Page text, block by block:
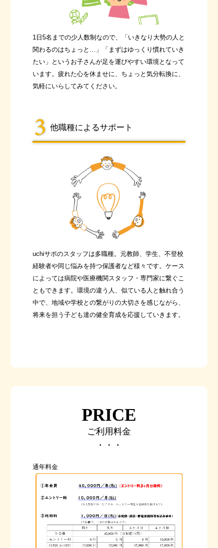
1日5名までの少人数制なので、「いきなり大勢の人と
関わるのはちょっと…」「まずはゆっくり慣れていき
たい」というお子さんが足を運びやすい環境となって
います。疲れた心を休ませに、ちょっと気分転換に、
気軽にいらしてみてください。
他職種によるサポート
uchiサポのスタッフは多職種。元教師、学生、不登校
経験者や同じ悩みを持つ保護者など様々です。ケース
によっては病院や医療機関スタッフ・専門家に繋ぐこ
ともできます。環境の違う人、似ている人と触れ合う
中で、地域や学校との繋がりの大切さを感じながら、
将来を担う子ども達の健全育成を応援していきます。
PRICE
ご利用料金
・・・
通年料金